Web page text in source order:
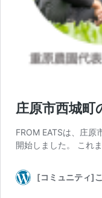
庄原市西城
FROM EATSは、庄
開始しました。 これ
[コミュニティ]